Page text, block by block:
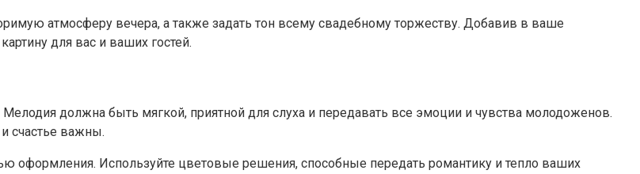
атмосферу вечера, а также задать тон всему свадебному торжеству. Добавив в ваше
для вас и ваших гостей.
должна быть мягкой, приятной для слуха и передавать все эмоции и чувства молодоженов.
счастье важны.
Используйте цветовые решения, способные передать романтику и тепло ваших